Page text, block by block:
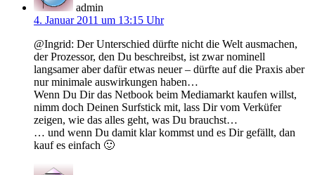
admin
4. Januar 2011 um 13:15 Uhr
@Ingrid: Der Unterschied dürfte nicht die Welt ausmachen,
der Prozessor, den Du beschreibst, ist zwar nominell
langsamer aber dafür etwas neuer – dürfte auf die Praxis aber
nur minimale auswirkungen haben…
Wenn Du Dir das Netbook beim Mediamarkt kaufen willst,
nimm doch Deinen Surfstick mit, lass Dir vom Verküfer
zeigen, wie das alles geht, was Du brauchst…
… und wenn Du damit klar kommst und es Dir gefällt, dan
kauf es einfach 🙂